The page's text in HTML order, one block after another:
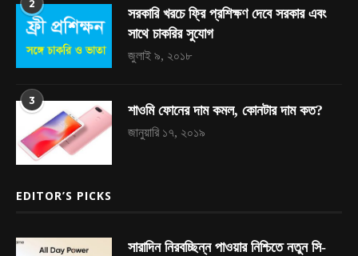
2
সরকারি খরচে ফ্রি প্রশিক্ষণ দেবে সরকার এবং
সাথে চাকরির সুযোগ
জুলাই ৯, ২০১৮
3
শাওমি ফোনের দাম কমল, কোনটার দাম কত?
জানুয়ারি ১৭, ২০১৯
EDITOR’S PICKS
সারাদিন নিরবচ্ছিন্ন পাওয়ার নিশ্চিতে নতুন সি-